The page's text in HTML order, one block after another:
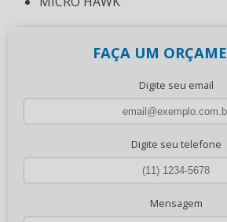
FAÇA UM
Digite seu email
Digite seu telefone
Mensagem